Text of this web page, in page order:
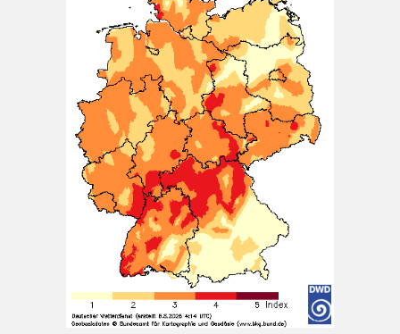
Oberpfalz: Teils sonnig, teils wolkig; vereinzelt
Schauer oder Gewitter möglich. Nachts klar oder
locker bewölkt, Abkühlung auf 16 bis 10 Grad.
6 August 2026
Das Regionalwetter für Oberpfalz: Teils sonnig, teils
wolkig; vereinzelt Schauer oder Gewitter möglich.
Nachts klar oder locker bewölkt, Abkühlung auf 16 bis
10 Grad.[...]
München (6.8. 16:00): Regen 22°
Wetterwerte von Donnerstag 06.08.2026 16:00:
Wetterzustand: Regen Lufttemperatur in 2 Metern